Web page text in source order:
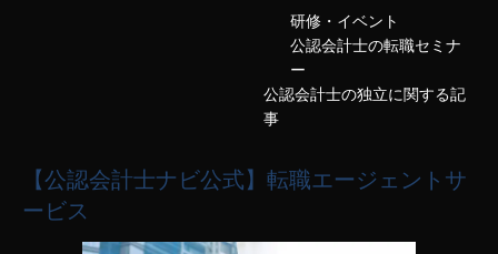
研修・イベント
公認会計士の転職セミナ
ー
公認会計士の独立に関する記
事
【公認会計士ナビ公式】転職エージェントサ
ービス